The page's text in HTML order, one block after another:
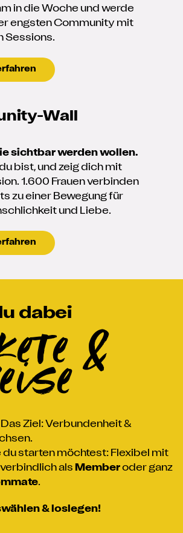
in die Woche und werde
engsten Community mit
Sessions.
Wall
sichtbar werden wollen.
du bist, und zeig dich mit
1.600 Frauen verbinden
zu einer Bewegung für
und Liebe.
dabei
&
Das Ziel: Verbundenheit &
du starten möchtest: Flexibel mit
verbindlich als Member oder ganz
.
& loslegen!